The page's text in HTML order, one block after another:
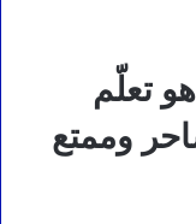
تحميل تطبيق2 Drops|هو تعلّم
وممتع